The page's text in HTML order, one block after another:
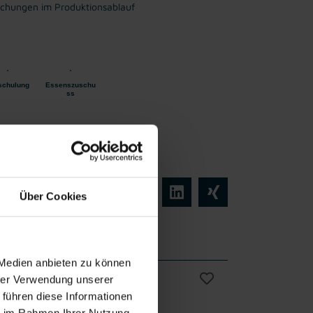
Über Cookies
anbieten zu können
Verwendung unserer
diese Informationen
im Produktionsablauf
Essenszuschu
ss
abgeschlossen!
Vollzeit